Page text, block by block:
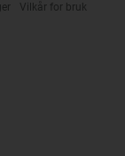
Vilkår for bruk